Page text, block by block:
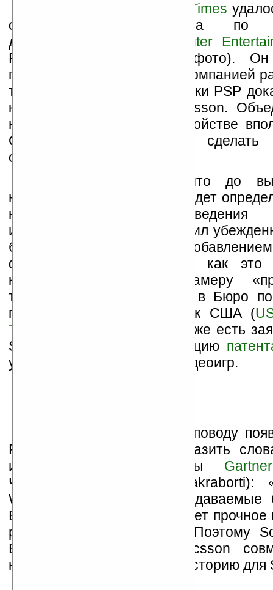
The Economic Times
откровенность директора по
деятельности
Sony Computer
Райана (Jim Ryan, на фото). Он
подтвердил факт ведения компанией
телефоном: «Успех приставки PSP
как и аппаратов Sony Ericsson.
направлений в одном устройстве
Очень заманчиво
ориентированный на игры».
Райан предупредил, что до
наладонника на рынок пройдет
необходимое для проведения
изысканий. Также он выразил
будет игровая консоль с
функций, а не наоборот, как это
камерафонами, когда камеру
телефону. Что интересно, в Бюро по
патентов и торговых марок США (
Trademark Office, USPTO
) уже есть
Sony Ericsson на регистрацию
устройства с функциями видеоигр.
Мнение аналитиков по поводу
PSP-телефона можно выразить
исследовательской фирмы Gartner
Чакраборти (Diptarup Chakraborti):
Walkman — наиболее продаваемые
Ericsson, PSP также занимает
рынке игровых консолей. Поэтому
Entertainment и Sony Ericsson
написать очень успешную историю для